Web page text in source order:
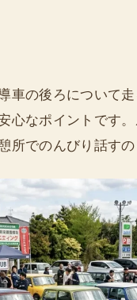
車の後ろについて
心なポイントです
所でのんびり話すの